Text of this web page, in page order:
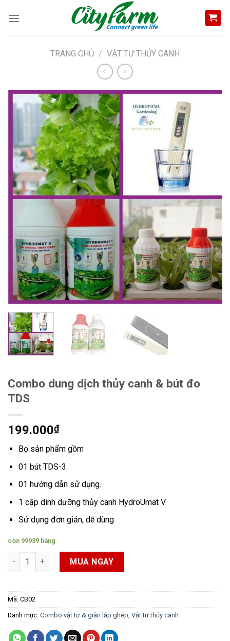
TRANG CHỦ / VẬT TƯ THỦY CANH
Combo dung dịch thủy canh & bút đo
TDS
199.000₫
Bọ sản phẩm gồm
01 bút TDS-3.
01 hướng dẫn sử dụng.
1 cặp dinh dưỡng thủy canh HydroUmat V
Sử dụng đơn giản, dễ dùng
còn 99939 hàng
Combo dung dịch thủy canh & bút đo TDS số lượng
MUA NGAY
Mã: CB02
Danh mục: Combo vật tư & giàn lắp ghép Vật tư thủy canh